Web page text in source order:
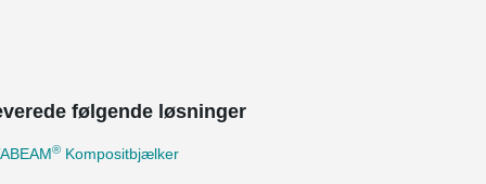
følgende løsninger
® Kompositbjælker